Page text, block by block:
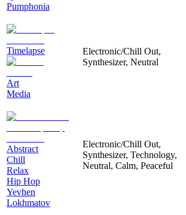
Pumphonia
Timelapse
Art
Media
Electronic/Chill Out,
Synthesizer, Neutral
Abstract
Chill
Relax
Hip Hop
Yevhen
Lokhmatov
Electronic/Chill Out,
Synthesizer, Technology,
Neutral, Calm, Peaceful